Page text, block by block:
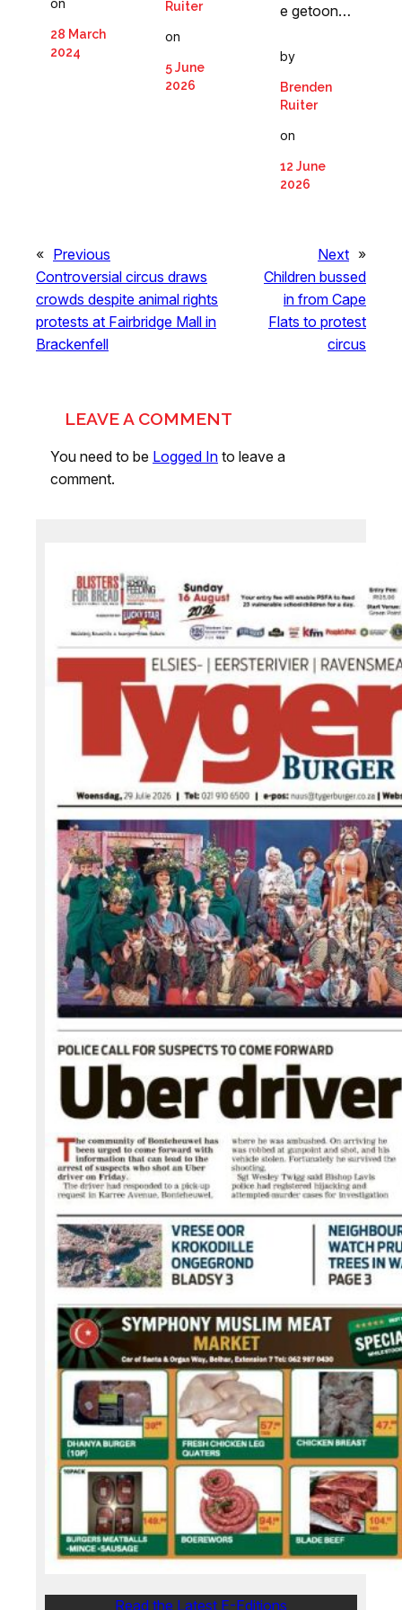
on
28 March
2024
Ruiter
on
5 June
2026
e getoon…
by
Brenden
Ruiter
on
12 June
2026
« Previous
Controversial circus draws
crowds despite animal rights
protests at Fairbridge Mall in
Brackenfell
Next »
Children bussed
in from Cape
Flats to protest
circus
LEAVE A COMMENT
You need to be Logged In to leave a
comment.
Read the Latest E-Editions